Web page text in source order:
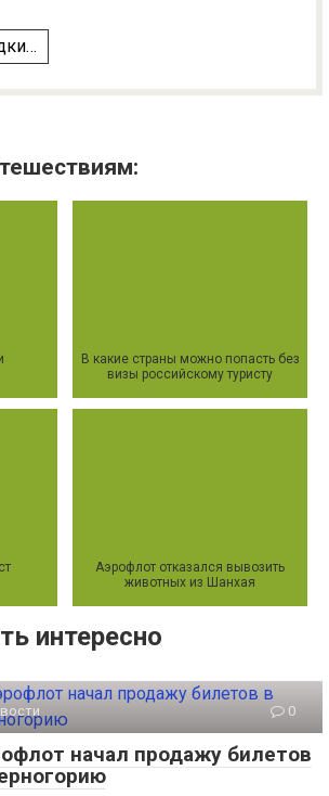
В какие страны можно попасть без
визы российскому туристу
Аэрофлот отказался вывозить
животных из Шанхая
интересно
0
начал продажу билетов